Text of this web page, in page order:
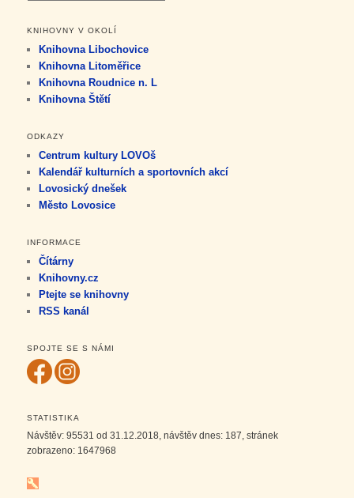
KNIHOVNY V OKOLÍ
Knihovna Libochovice
Knihovna Litoměřice
Knihovna Roudnice n. L
Knihovna Štětí
ODKAZY
Centrum kultury LOVOš
Kalendář kulturních a sportovních akcí
Lovosický dnešek
Město Lovosice
INFORMACE
Čítárny
Knihovny.cz
Ptejte se knihovny
RSS kanál
SPOJTE SE S NÁMI
STATISTIKA
Návštěv:95531 od 31.12.2018, návštěv dnes: 187, stránek
zobrazeno: 1647968